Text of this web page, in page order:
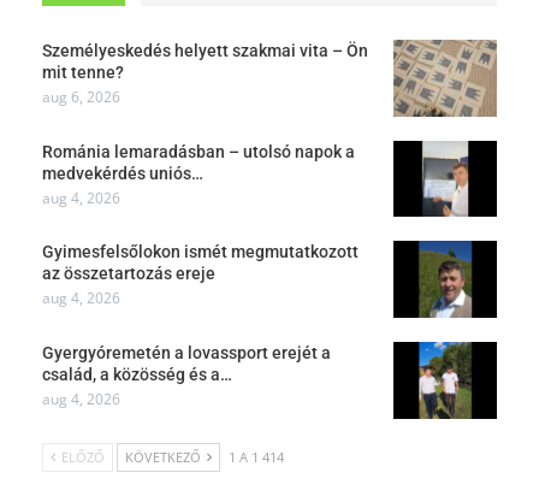
Személyeskedés helyett szakmai vita – Ön
mit tenne?
aug 6, 2026
Románia lemaradásban – utolsó napok a
medvekérdés uniós…
aug 4, 2026
Gyimesfelsőlokon ismét megmutatkozott
az összetartozás ereje
aug 4, 2026
Gyergyóremetén a lovassport erejét a
család, a közösség és a…
aug 4, 2026
ELŐZŐ KÖVETKEZŐ 1 A 1 414